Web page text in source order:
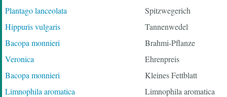
Plantago lanceolata
Spitzwegerich
Hippuris vulgaris
Tannenwedel
Bacopa monnieri
Brahmi-Pflanze
Veronica
Ehrenpreis
Bacopa monnieri
Kleines Fettblatt
Limnophila aromatica
Limnophila aromatica